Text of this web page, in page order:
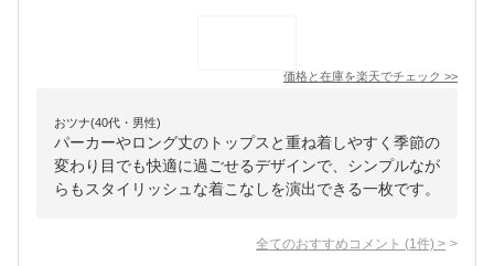
価格と在庫を楽天でチェック >>
おツナ(40代・男性)
パーカーやロング丈のトップスと重ね着しやすく季節の
変わり目でも快適に過ごせるデザインで、シンプルなが
らもスタイリッシュな着こなしを演出できる一枚です。
全てのおすすめコメント (1 件) >